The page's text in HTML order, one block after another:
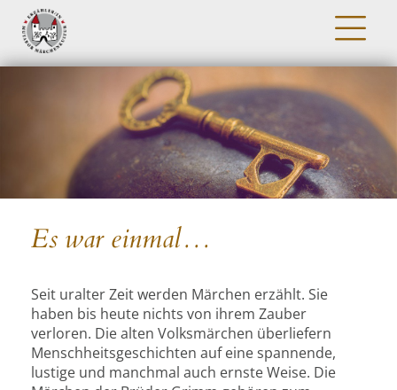
Es war einmal…
Seit uralter Zeit werden Märchen erzählt. Sie
haben bis heute nichts von ihrem Zauber
verloren. Die alten Volksmärchen überliefern
Menschheitsgeschichten auf eine spannende,
lustige und manchmal auch ernste Weise. Die